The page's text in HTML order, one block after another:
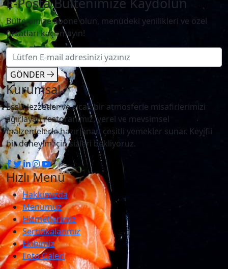
Bültenimize abone olun, menüdeki yenilikleri ve özel
fırsatları kaçırmayın!
GÖNDER
Kurumsal
Eşsiz lezzetler ve sıcak bir atmosferle misafirlerimizi
ağırlayan restoranımız, yerel ve mevsimsel
malzemelerle hazırlanan çeşitli yemekler sunar. Keyifli
bir deneyim için sizleri bekliyoruz.
Hızlı Menü
Hakkımızda
Menümüz
Hizmetlerimiz
Sertifikalarımız
Ekibimiz
Foto Galeri